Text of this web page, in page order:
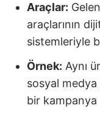
Araçlar:
araçlarının
sistemleriyle
Örnek: Aynı
sosyal medya
bir kampanya